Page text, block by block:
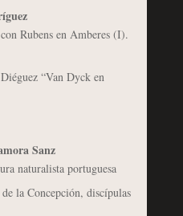
Rubens en Amberes (I).
“Van Dyck en
Sanz
naturalista portuguesa
la Concepción, discípulas